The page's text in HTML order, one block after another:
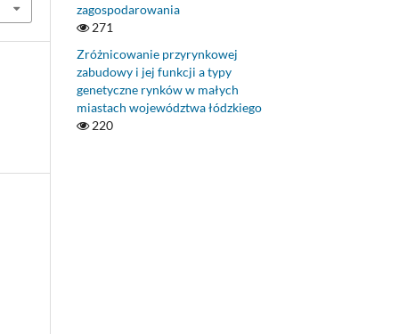
zagospodarowania
271
Zróżnicowanie przyrynkowej
zabudowy i jej funkcji a typy
genetyczne rynków w małych
miastach województwa łódzkiego
220